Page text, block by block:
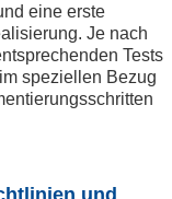
eine erste
Je nach
Tests
speziellen Bezug
und